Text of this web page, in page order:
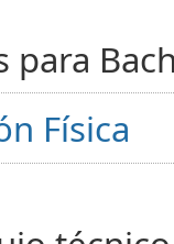
para
Física